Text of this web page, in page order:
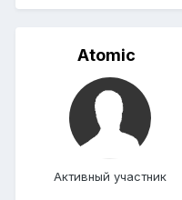
Atomic
Активный участник